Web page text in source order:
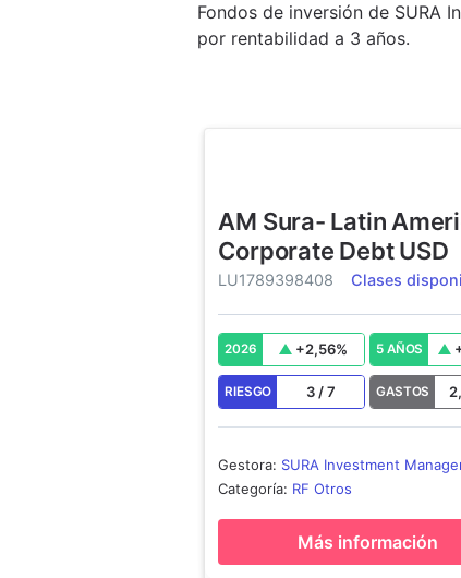
Fondos de inversión de SURA
por rentabilidad a 3 años.
AM Sura- Latin
Corporate Debt USD
LU1789398408 Clases
2026 +2,56% 5 AÑOS
RIESGO 3/7 GASTOS
Gestora: SURA Investment
México SA de CV
Categoría: RF Otros
Más información